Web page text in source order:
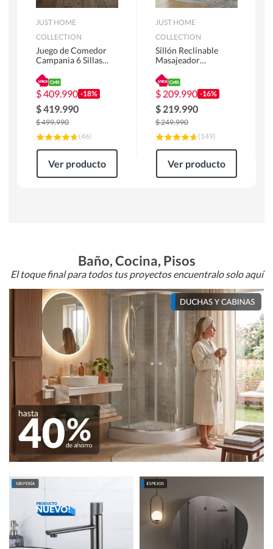
JUST HOME
COLLECTION
Juego de Comedor
Campania 6 Sillas
180 x 90 x 76 cm
Café
$409.990 -18%
$419.990
$499.990
(46)
Ver producto
JUST HOME
COLLECTION
Sillón Reclinable
Masajeador
Atlanta 91x101x94
cm Negro
$ 209.990 -16%
$ 219.990
$249.990
(149)
Ver producto
Baño, Cocina, Pisos
El toque final para todos tus proyectos encuentralo solo aquí